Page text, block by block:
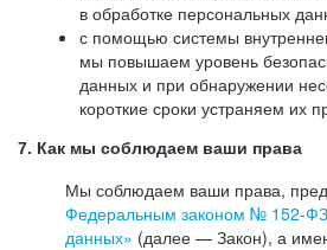
в обработке персональных
с помощью системы
мы повышаем уровень
данных и при обнаружении
короткие сроки устраняем их
7. Как мы соблюдаем ваши права
Мы соблюдаем ваши права,
Федеральным законом № 152-ФЗ
данных» (далее — Закон), а